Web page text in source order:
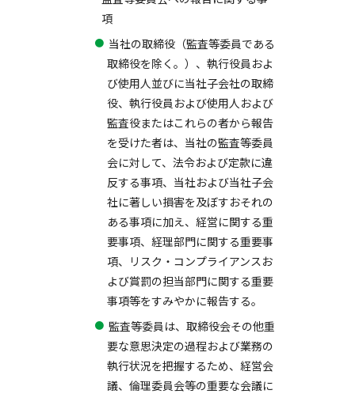
項
当社の取締役（監査等委員である
取締役を除く。）、執行役員およ
び使用人並びに当社子会社の取締
役、執行役員および使用人および
監査役またはこれらの者から報告
を受けた者は、当社の監査等委員
会に対して、法令および定款に違
反する事項、当社および当社子会
社に著しい損害を及ぼすおそれの
ある事項に加え、経営に関する重
要事項、経理部門に関する重要事
項、リスク・コンプライアンスお
よび賞罰の担当部門に関する重要
事項等をすみやかに報告する。
監査等委員は、取締役会その他重
要な意思決定の過程および業務の
執行状況を把握するため、経営会
議、倫理委員会等の重要な会議に